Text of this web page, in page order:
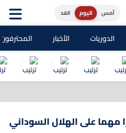
اليوم الغد
الدوريات الأخبار المحترفون
على الهلال السوداني